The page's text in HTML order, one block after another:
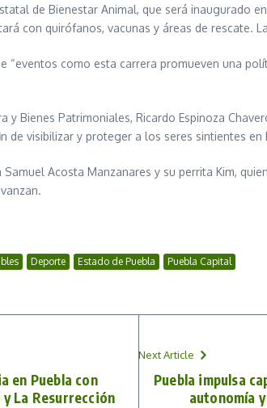
de Bienestar Animal, que será inaugurado
con quirófanos, vacunas y áreas de rescate.
“eventos como esta carrera promueven una
Bienes Patrimoniales, Ricardo Espinoza
de visibilizar y proteger a los seres sintientes en
Acosta Manzanares y su perrita Kim,
Deporte Estado de Puebla Puebla Capital
en Puebla con
La Resurrección
Next Article
Puebla impulsa
autonomía